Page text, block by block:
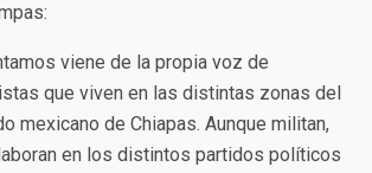
viene de la propia voz de
que viven en las distintas zonas del
mexicano de Chiapas. Aunque militan,
en los distintos partidos políticos